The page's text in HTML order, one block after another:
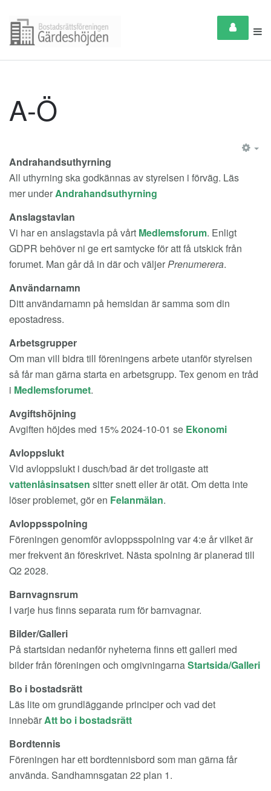
A-Ö
Andrahandsuthyrning
All uthyrning ska godkännas av styrelsen i förväg. Läs
mer underAndrahandsuthyrning
Anslagstavlan
Vi har en anslagstavla på vårt Medlemsforum. Enligt
GDPR behöver ni ge ert samtycke för att få utskick från
forumet. Man går då in där och väljerPrenumerera.
Användarnamn
Ditt användarnamn på hemsidan är samma som din
epostadress.
Arbetsgrupper
Om man vill bidra till föreningens arbete utanför styrelsen
så får man gärna starta en arbetsgrupp. Tex genom en tråd
i Medlemsforumet.
Avgiftshöjning
Avgiften höjdes med 15% 2024-10-01 se Ekonomi
Avloppslukt
Vid avloppslukt i dusch/bad är det troligaste att
vattenlåsinsatsen sitter snett eller är otät. Om detta inte
löser problemet, gör en Felanmälan.
Avloppsspolning
Föreningen genomför avloppsspolning var 4:e år vilket är
mer frekvent än föreskrivet. Nästa spolning är planerad till
Q2 2028.
Barnvagnsrum
I varje hus finns separata rum för barnvagnar.
Bilder/Galleri
På startsidan nedanför nyheterna finns ett galleri med
bilder från föreningen och omgivningarnaStartsida/Galleri
Bo i bostadsrätt
Läs lite om grundläggande principer och vad det
innebärAtt bo i bostadsrätt
Bordtennis
Föreningen har ett bordtennisbord som man gärna får
använda. Sandhamnsgatan 22 plan 1.